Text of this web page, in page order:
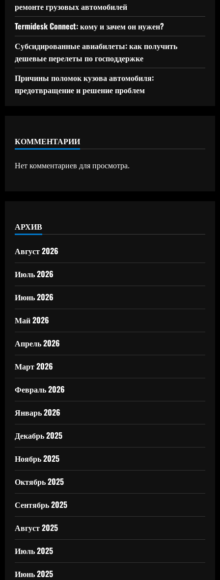
ремонте грузовых автомобилей
Termidesk Connect: кому и зачем он нужен?
Субсидированные авиабилеты: как получить
дешевые перелеты по господдержке
Причины поломок кузова автомобиля:
предотвращение и решение проблем
КОММЕНТАРИИ
Нет комментариев для просмотра.
АРХИВ
Август 2026
Июль 2026
Июнь 2026
Май 2026
Апрель 2026
Март 2026
Февраль 2026
Январь 2026
Декабрь 2025
Ноябрь 2025
Октябрь 2025
Сентябрь 2025
Август 2025
Июль 2025
Июнь 2025